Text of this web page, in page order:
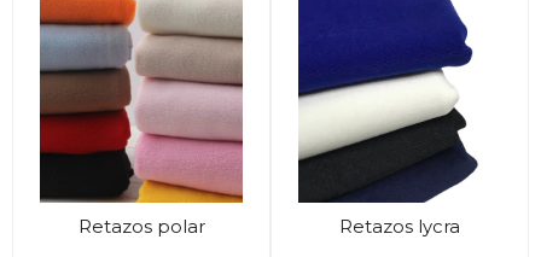
Retazos polar Retazos lycra